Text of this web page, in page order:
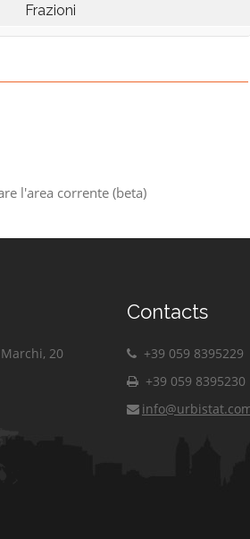
Frazioni
l'area corrente (beta)
20
Contacts
+39 059 8395229
+39 059 8395230